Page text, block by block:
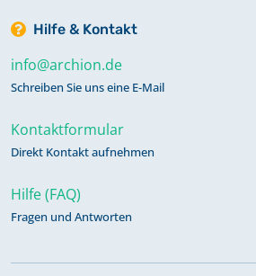
Hilfe & Kontakt
info@archion.de
Schreiben Sie uns eine E-Mail
Kontaktformular
Direkt Kontakt aufnehmen
Hilfe (FAQ)
Fragen und Antworten